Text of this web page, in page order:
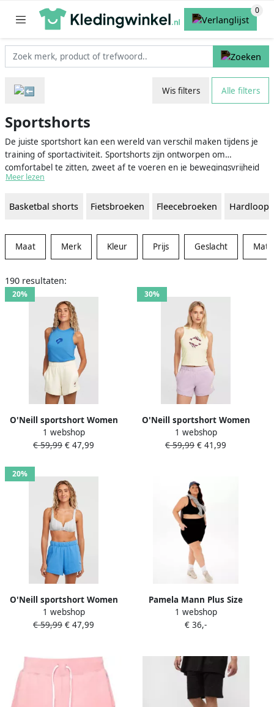
Wis filters Alle filters
Sportshorts
De juiste sportshort kan een wereld van verschil maken tijdens je
training of sportactiviteit. Sportshorts zijn ontworpen om
comfortabel te zitten, zweet af te voeren en je bewegingsvrijheid
te bieden. Of je nu hardloopt, voetbalt, tennist of een andere sport
Ze zijn beschikbaar in verschillende designs, materialen, en maten,
Meer lezen
Basketbal shorts Fietsbroeken Fleecebroeken
Maat Merk Kleur Prijs Geslacht
190 resultaten:
20%
O'Neill sportshort Women
of the Wave beige
1 webshop
€ 59,99 € 47,99
30%
O'Neill sportshort Women
of the Wave lila
1 webshop
€ 59,99 € 41,99
20%
O'Neill sportshort Women
of the Wave blauw
1 webshop
€ 59,99 € 47,99
Pamela Mann Plus Size
sportshort zwart
1 webshop
€ 36,-